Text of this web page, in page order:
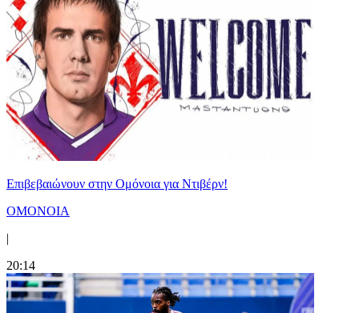
Επιβεβαιώνουν στην Ομόνοια για Ντιβέρν!
ΟΜΟΝΟΙΑ
|
20:14